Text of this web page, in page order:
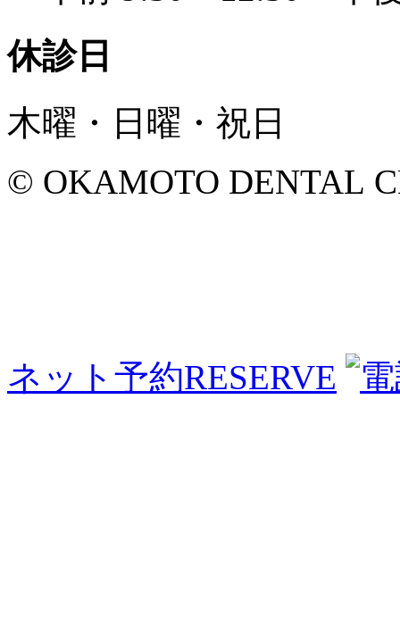
休診日
木曜・日曜・祝日
© OKAMOTO DENTAL
ネット予約RESERVE